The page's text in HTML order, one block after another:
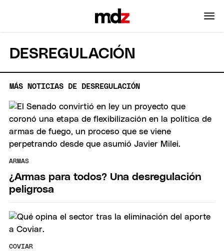
DESREGULACIÓN
MÁS NOTICIAS DE DESREGULACIÓN
ARMAS
¿Armas para todos? Una desregulación
peligrosa
COVIAR